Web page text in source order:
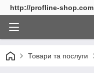
http://profline-shop.com
Товари та послуги